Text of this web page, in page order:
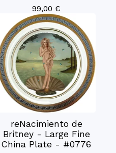
99,00 €
reNacimiento de
Britney - Large Fine
China Plate - #0776